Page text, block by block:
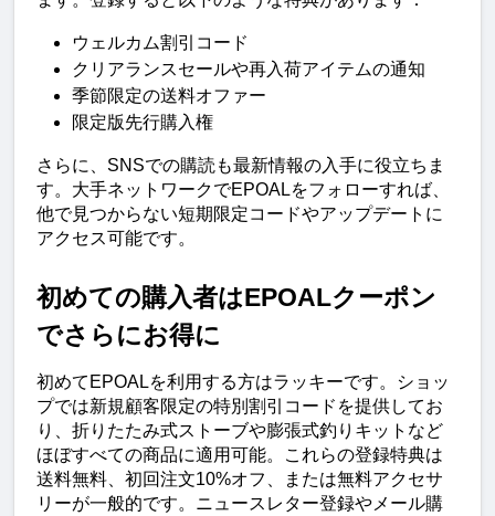
ウェルカム割引コード
クリアランスセールや再入荷アイテムの通知
季節限定の送料オファー
限定版先行購入権
さらに、SNSでの購読も最新情報の入手に役立ちま
す。大手ネットワークでEPOALをフォローすれば、
他で見つからない短期限定コードやアップデートに
アクセス可能です。
初めての購入者はEPOALクーポン
でさらにお得に
初めてEPOALを利用する方はラッキーです。ショッ
プでは新規顧客限定の特別割引コードを提供してお
り、折りたたみ式ストーブや膨張式釣りキットなど
ほぼすべての商品に適用可能。これらの登録特典は
送料無料、初回注文10%オフ、または無料アクセサ
リーが一般的です。ニュースレター登録やメール購